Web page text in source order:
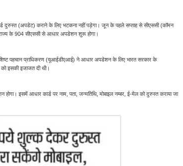
दुरुस्त (अपडेट) कराने के लिए भटकना नहीं पड़ेगा। जून के पहले सप्ताह से सीएससी (कॉमन
के 904 सीएससी से आधार अपडेशन शुरू होगा।
पहचान प्राधिकरण (यूआईडीएआई) ने आधार अपडेशन के लिए भारत सरकार के
को इसकी इजाजत दी थी।
इसमें आधार कार्ड पर नाम, पता, जन्मतिथि, मोबाइल नम्बर, ई-मेल को दुरुस्त कराया जा